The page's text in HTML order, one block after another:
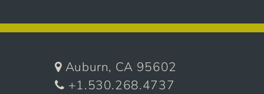
Auburn, CA 95602
+1.530.268.4737